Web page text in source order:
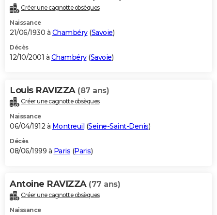
Créer une cagnotte obsèques
Naissance
21/06/1930 à Chambéry(Savoie)
Décès
12/10/2001 à Chambéry(Savoie)
Louis RAVIZZA (87 ans)
Créer une cagnotte obsèques
Naissance
06/04/1912 à Montreuil (Seine-Saint-Denis)
Décès
08/06/1999 à Paris (Paris)
Antoine RAVIZZA (77 ans)
Créer une cagnotte obsèques
Naissance